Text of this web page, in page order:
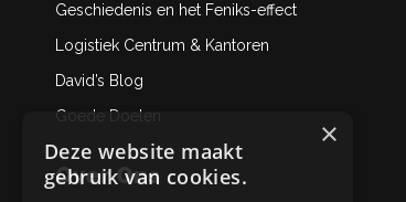
Geschiedenis en het Feniks-effect
Logistiek Centrum & Kantoren
David’s Blog
Goede Doelen
Over Ons
×
Deze website maakt
gebruik van cookies.